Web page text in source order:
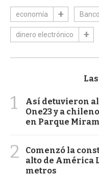
economía
dinero electrónico
1
Así detuvieron
One23 y a
en Parque
2
Comenzó la
alto de América
metros